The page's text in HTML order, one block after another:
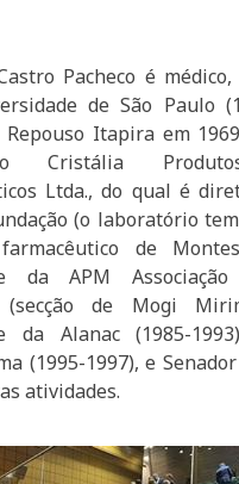
Pacheco é
de São Paulo
Repouso Itapira em
Cristália
Ltda., do qual é
(o laboratório
de
da APM
(secção de Mogi
da Alanac (1985-
(1995-1997), e
atividades.